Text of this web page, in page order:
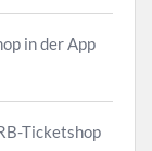
in der App
Ticketshop